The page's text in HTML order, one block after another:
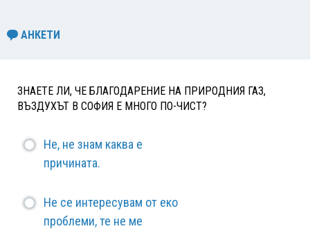
АНКЕТИ
ЗНАЕТЕ ЛИ, ЧЕ БЛАГОДАРЕНИЕ НА ПРИРОДНИЯ ГАЗ,
ВЪЗДУХЪТ В СОФИЯ Е МНОГО ПО-ЧИСТ?
Не, не знам каква е
причината.
Не се интересувам от еко
проблеми, те не ме